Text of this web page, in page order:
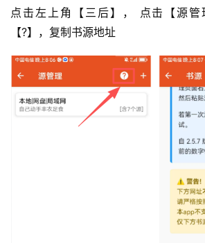
点击左上角【三后】， 点击【源管
【?】，复制书源地址